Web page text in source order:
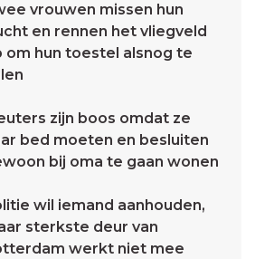
vrouwen missen hun
en rennen het vliegveld
om hun toestel alsnog te
zijn boos omdat ze
bed moeten en besluiten
bij oma te gaan wonen
wil iemand aanhouden,
sterkste deur van
werkt niet mee